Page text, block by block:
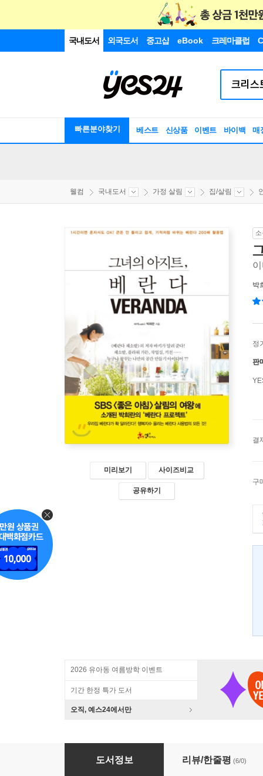
국내도서 외국도서 중고샵 eBook 크레마클럽
빠른분야찾기 베스트 신상품 이벤트 바이백 매
웰컴 국내도서 가정 살림 집/살림
미리보기 사이즈비교
공유하기
박
정
판
결
구
2026 유아동 여름방학 이벤트
기간 한정 특가 도서
오직, 예스24에서만
그녀의 아지트, 베란다 VERANDA
도서정보 리뷰/한줄평 (6/0)